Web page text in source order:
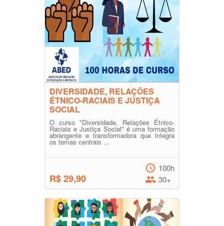
DIVERSIDADE, RELAÇÕES
ÉTNICO-RACIAIS E JUSTIÇA
SOCIAL
O curso "Diversidade, Relações Étnico-
Raciais e Justiça Social" é uma formação
abrangente e transformadora que integra
os temas centrais ...
R$ 29,90
100h
30+